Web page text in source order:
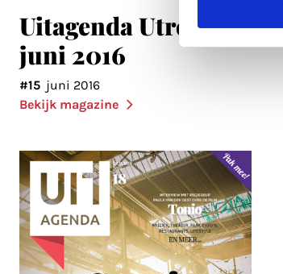
Uitagenda Utrecht
juni 2016
#15 juni 2016
Bekijk magazine